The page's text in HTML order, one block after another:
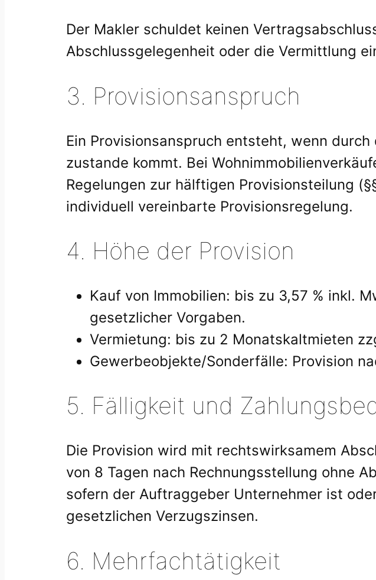
Der Makler schuldet keinen
Abschlussgelegenheit oder die Vermittlung
3. Provisionsanspruch
Ein Provisionsanspruch entsteht, wenn
zustande kommt. Bei
Regelungen zur hälftigen Provisionsteilung
individuell vereinbarte Provisionsregelung.
4. Höhe der Provision
Kauf von Immobilien: bis zu 3,57 % inkl.
gesetzlicher Vorgaben.
Vermietung: bis zu 2 Monatskaltmieten
Gewerbeobjekte/Sonderfälle: Provision
5. Fälligkeit und
Die Provision wird mit rechtswirksamem
von 8 Tagen nach Rechnungsstellung ohne
sofern der Auftraggeber Unternehmer ist
gesetzlichen Verzugszinsen.
6. Mehrfachtätigkeit